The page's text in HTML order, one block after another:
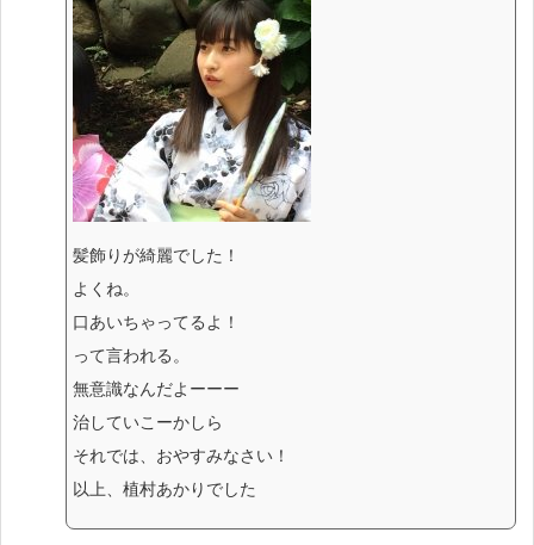
髪飾りが綺麗でした！
よくね。
口あいちゃってるよ！
って言われる。
無意識なんだよーーー
治していこーかしら
それでは、おやすみなさい！
以上、植村あかりでした